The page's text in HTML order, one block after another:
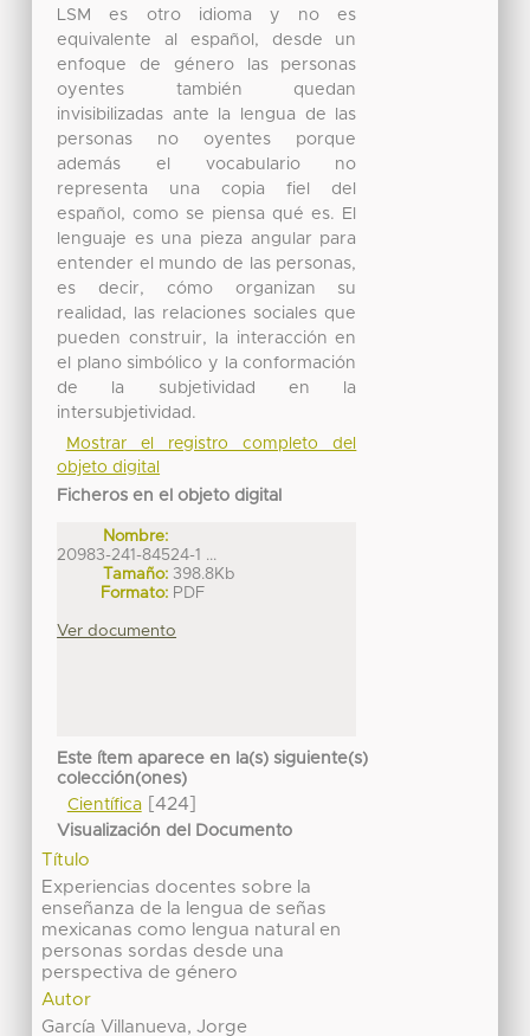
LSM es otro idioma y no es
equivalente al español, desde un
enfoque de género las personas
oyentes también quedan
invisibilizadas ante la lengua de las
personas no oyentes porque
además el vocabulario no
representa una copia fiel del
español, como se piensa qué es. El
lenguaje es una pieza angular para
entender el mundo de las personas,
es decir, cómo organizan su
realidad, las relaciones sociales que
pueden construir, la interacción en
el plano simbólico y la conformación
de la subjetividad en la
intersubjetividad.
Mostrar el registro completo del
objeto digital
Ficheros en el objeto digital
Nombre:
20983-241-84524-1 ...
Tamaño: 398.8Kb
Formato: PDF
Ver documento
Este ítem aparece en la(s) siguiente(s)
colección(ones)
Científica[424]
Visualización del Documento
Título
Experiencias docentes sobre la
enseñanza de la lengua de señas
mexicanas como lengua natural en
personas sordas desde una
perspectiva de género
Autor
García Villanueva, Jorge